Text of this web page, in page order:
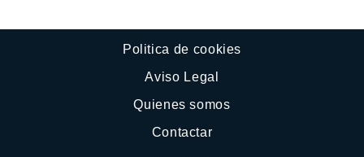
Politica de cookies
Aviso Legal
Quienes somos
Contactar